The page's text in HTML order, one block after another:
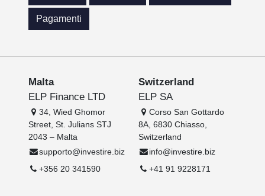
Pagamenti
Malta
ELP Finance LTD
34, Wied Ghomor
Street, St. Julians STJ
2043 – Malta
supporto@investire.biz
+356 20 341590
Switzerland
ELP SA
Corso San Gottardo
8A, 6830 Chiasso,
Switzerland
info@investire.biz
+41 91 9228171